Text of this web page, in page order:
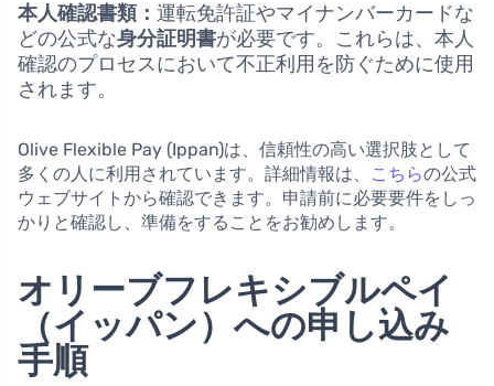
本人確認書類： 運転免許証やマイナンバーカードな
どの公式な身分証明書が必要です。これらは、本人
確認のプロセスにおいて不正利用を防ぐために使用
されます。
Olive Flexible Pay (Ippan)は、信頼性の高い選択肢として
多くの人に利用されています。詳細情報は、
こちらの公式
ウェブサイトから確認できます。申請前に必要要件をしっ
かりと確認し、準備をすることをお勧めします。
オリーブフレキシブルペイ
（イッパン）への申し込み
手順